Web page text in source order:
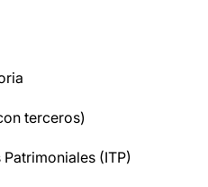
terceros)
(ITP)